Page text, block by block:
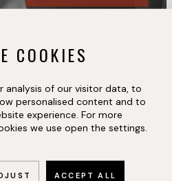
BUSINESS
PERSSON
COOKIES
analysis of our visitor data, to
personalised content and to
experience. For more
we use open the settings.
ACCEPT ALL